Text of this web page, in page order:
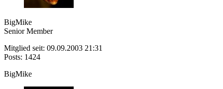
BigMike
Senior Member
Mitglied seit: 09.09.2003 21:31
Posts: 1424
BigMike